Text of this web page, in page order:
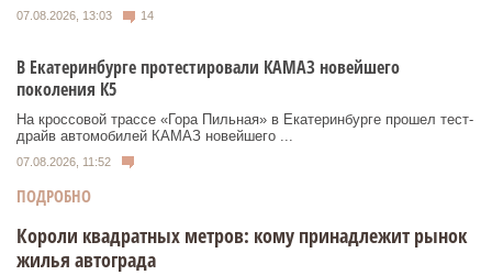
07.08.2026, 13:03 14
В Екатеринбурге протестировали КАМАЗ новейшего
поколения К5
На кроссовой трассе «Гора Пильная» в Екатеринбурге прошел тест-
драйв автомобилей КАМАЗ новейшего ...
07.08.2026, 11:52
ПОДРОБНО
Короли квадратных метров: кому принадлежит рынок
жилья автограда